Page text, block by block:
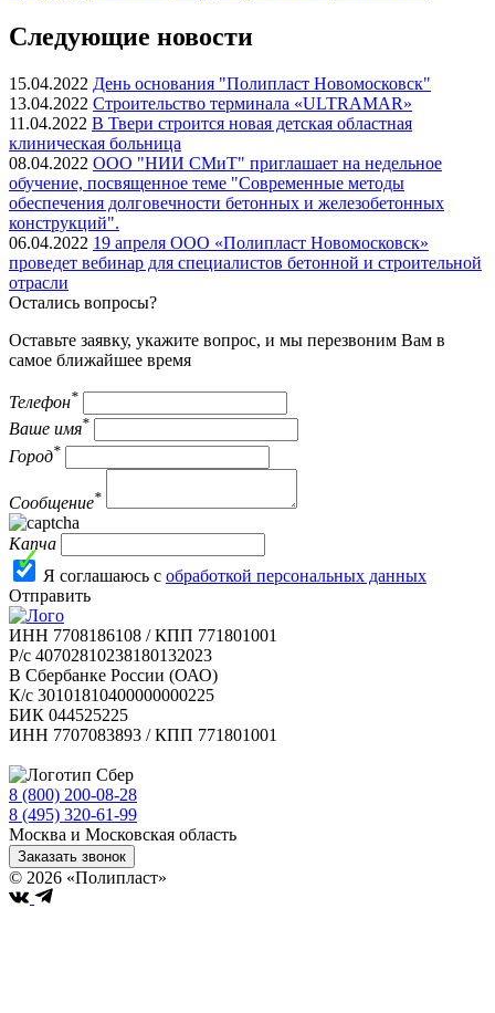
Следующие новости
15.04.2022 День основания "Полипласт Новомосковск"
13.04.2022 Строительство терминала «ULTRAMAR»
11.04.2022 В Твери строится новая детская областная
клиническая больница
08.04.2022 ООО "НИИ СМиТ" приглашает на недельное
обучение, посвященное теме "Современные методы
обеспечения долговечности бетонных и железобетонных
конструкций".
06.04.2022 19 апреля ООО «Полипласт Новомосковск»
проведет вебинар для специалистов бетонной и строительной
отрасли
Остались вопросы?
Оставьте заявку, укажите вопрос, и мы перезвоним Вам в
самое ближайшее время
Телефон*
Ваше имя*
Город*
Сообщение*
Капча
Я соглашаюсь с обработкой персональных данных
Отправить
ИНН 7708186108 / КПП 771801001
Р/с 40702810238180132023
В Сбербанке России (ОАО)
К/с 30101810400000000225
БИК 044525225
ИНН 7707083893 / КПП 771801001
8 (800) 200-08-28
8 (495) 320-61-99
Москва и Московская область
Заказать звонок
© 2026 «Полипласт»